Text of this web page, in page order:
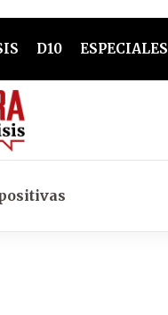
D10 ESPECIALES